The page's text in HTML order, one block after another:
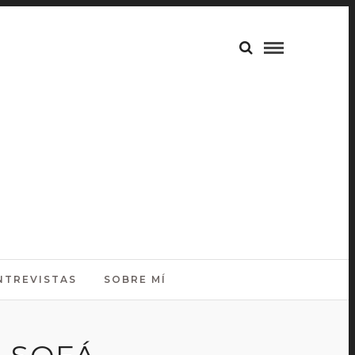
SOBRE MÍ